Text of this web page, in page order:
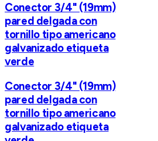
Conector 3/4" (19mm)
pared delgada con
tornillo tipo americano
galvanizado etiqueta
verde
Conector 3/4" (19mm)
pared delgada con
tornillo tipo americano
galvanizado etiqueta